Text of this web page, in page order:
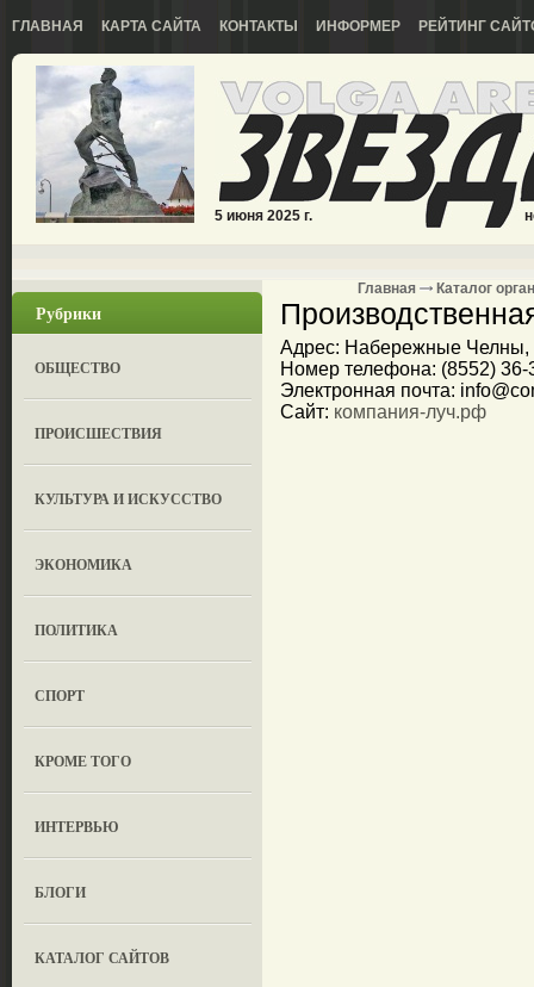
ГЛАВНАЯ КАРТА САЙТА КОНТАКТЫ ИНФОРМЕР РЕЙТИНГ
5 июня 2025 г.
Рубрики
ОБЩЕСТВО
ПРОИСШЕСТВИЯ
КУЛЬТУРА И ИСКУССТВО
ЭКОНОМИКА
ПОЛИТИКА
СПОРТ
КРОМЕ ТОГО
ИНТЕРВЬЮ
БЛОГИ
КАТАЛОГ САЙТОВ
Главная Каталог
Адрес: Набережные Челны,
Номер телефона: (8552) 36-
Электронная почта:
Сайт: компания-луч.рф